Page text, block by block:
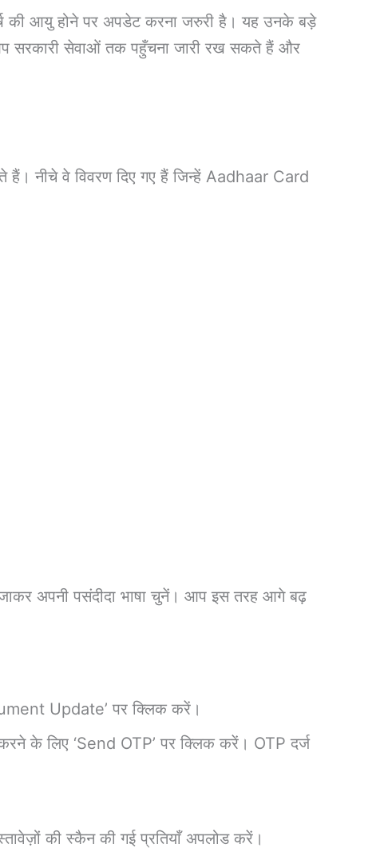
की आयु होने पर अपडेट करना जरुरी है। यह उनके बड़े
सरकारी सेवाओं तक पहुँचना जारी रख सकते हैं और
नीचे वे विवरण दिए गए हैं जिन्हें Aadhaar Card
अपनी पसंदीदा भाषा चुनें। आप इस तरह आगे बढ़
Update’ पर क्लिक करें।
के लिए ‘Send OTP’ पर क्लिक करें। OTP दर्ज
की स्कैन की गई प्रतियाँ अपलोड करें।